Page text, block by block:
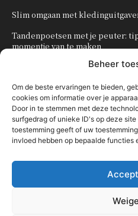
Beheer
Om de beste ervaringen te bieden,
cookies om informatie over je
Door in te stemmen met deze
surfgedrag of unieke ID's op deze
toestemming geeft of uw
invloed hebben op bepaalde functies
Slim omgaan met
Tandenpoetsen met je peuter:
momentje van te maken
Zo organiseer je een
POPULAIRE
OVERIG
KNUTSELEN MET KINDEREN
TRAKTATIES